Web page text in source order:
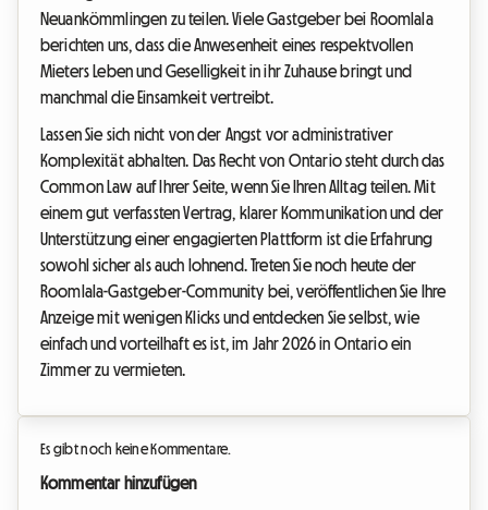
Neuankömmlingen zu teilen. Viele Gastgeber bei Roomlala
berichten uns, dass die Anwesenheit eines respektvollen
Mieters Leben und Geselligkeit in ihr Zuhause bringt und
manchmal die Einsamkeit vertreibt.
Lassen Sie sich nicht von der Angst vor administrativer
Komplexität abhalten. Das Recht von Ontario steht durch das
Common Law auf Ihrer Seite, wenn Sie Ihren Alltag teilen. Mit
einem gut verfassten Vertrag, klarer Kommunikation und der
Unterstützung einer engagierten Plattform ist die Erfahrung
sowohl sicher als auch lohnend. Treten Sie noch heute der
Roomlala-Gastgeber-Community bei, veröffentlichen Sie Ihre
Anzeige mit wenigen Klicks und entdecken Sie selbst, wie
einfach und vorteilhaft es ist, im Jahr 2026 in Ontario ein
Zimmer zu vermieten.
Es gibt noch keine Kommentare.
Kommentar hinzufügen